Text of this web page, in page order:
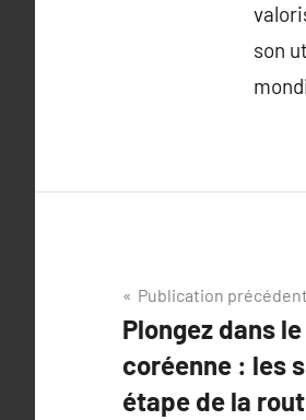
son
Navigation
de
l’article
Publication
Plongez dans
coréenne : les
étape de la